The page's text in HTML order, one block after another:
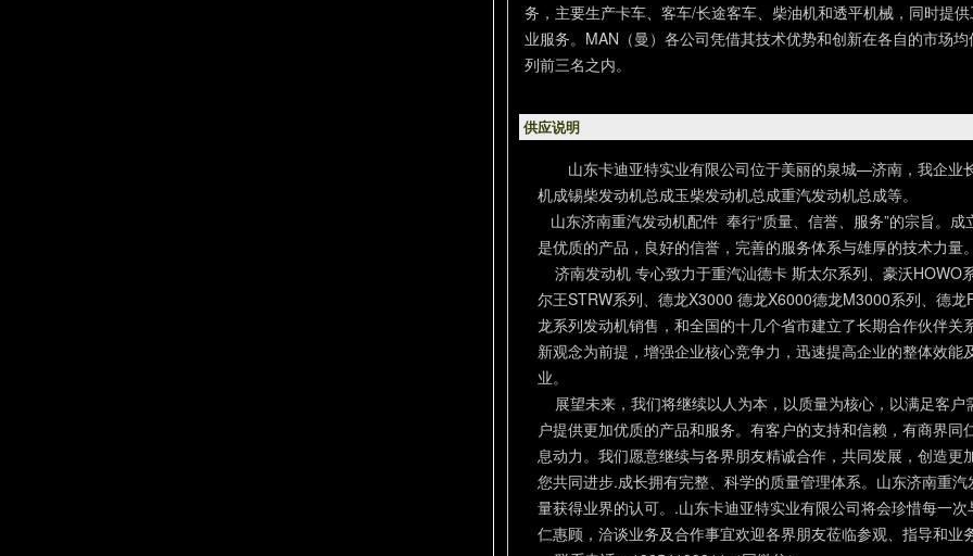
务，主要生产卡车、客车/长途客车、柴油机和透平机械，同时提
业服务。MAN（曼）各公司凭借其技术优势和创新在各自的市场均
列前三名之内。
供应说明
山东卡迪亚特实业有限公司位于美丽的泉城—济南，我企业
机成锡柴发动机总成玉柴发动机总成重汽发动机总成等。
山东济南重汽发动机配件 奉行“质量、信誉、服务”的宗旨。
是优质的产品，良好的信誉，完善的服务体系与雄厚的技术力量。
济南发动机 专心致力于重汽汕德卡 斯太尔系列、豪沃
尔王STRW系列、德龙X3000 德龙X6000德龙M3000系列、德
龙系列发动机销售，和全国的十几个省市建立了长期合作伙伴关
新观念为前提，增强企业核心竞争力，迅速提高企业的整体效能
业。
展望未来，我们将继续以人为本，以质量为核心，以满足客户
户提供更加优质的产品和服务。有客户的支持和信赖，有商界同
息动力。我们愿意继续与各界朋友精诚合作，共同发展，创造更
您共同进步.成长拥有完整、科学的质量管理体系。山东济南重
量获得业界的认可。.山东卡迪亚特实业有限公司将会珍惜每一
仁惠顾，洽谈业务及合作事宜欢迎各界朋友莅临参观、指导和业